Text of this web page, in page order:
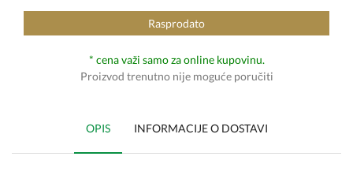
Rasprodato
* cena važi samo za online kupovinu.
Proizvod trenutno nije moguće poručiti
OPIS INFORMACIJE O DOSTAVI